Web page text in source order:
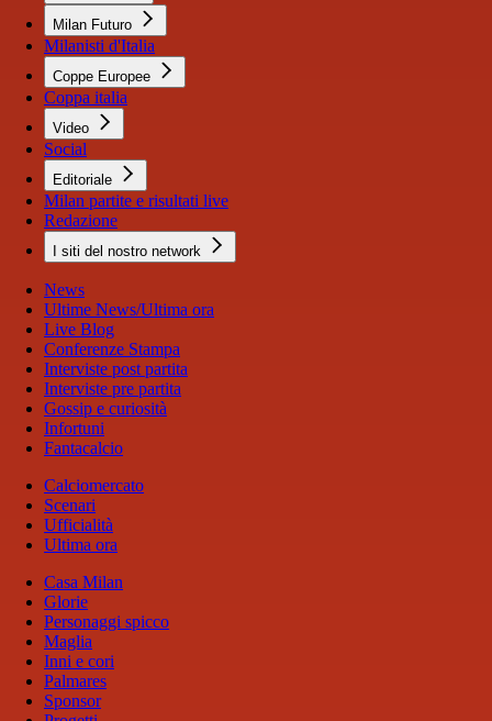
Milan Futuro
Milanisti d'Italia
Coppe Europee
Coppa italia
Video
Social
Editoriale
Milan partite e risultati live
Redazione
I siti del nostro network
News
Ultime News/Ultima ora
Live Blog
Conferenze Stampa
Interviste post partita
Interviste pre partita
Gossip e curiosità
Infortuni
Fantacalcio
Calciomercato
Scenari
Ufficialità
Ultima ora
Casa Milan
Glorie
Personaggi spicco
Maglia
Inni e cori
Palmares
Sponsor